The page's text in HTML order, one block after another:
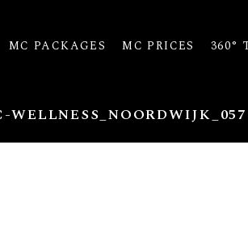
MC PACKAGES MC PRICES 360°
WELLNESS_NOORDWIJK_057